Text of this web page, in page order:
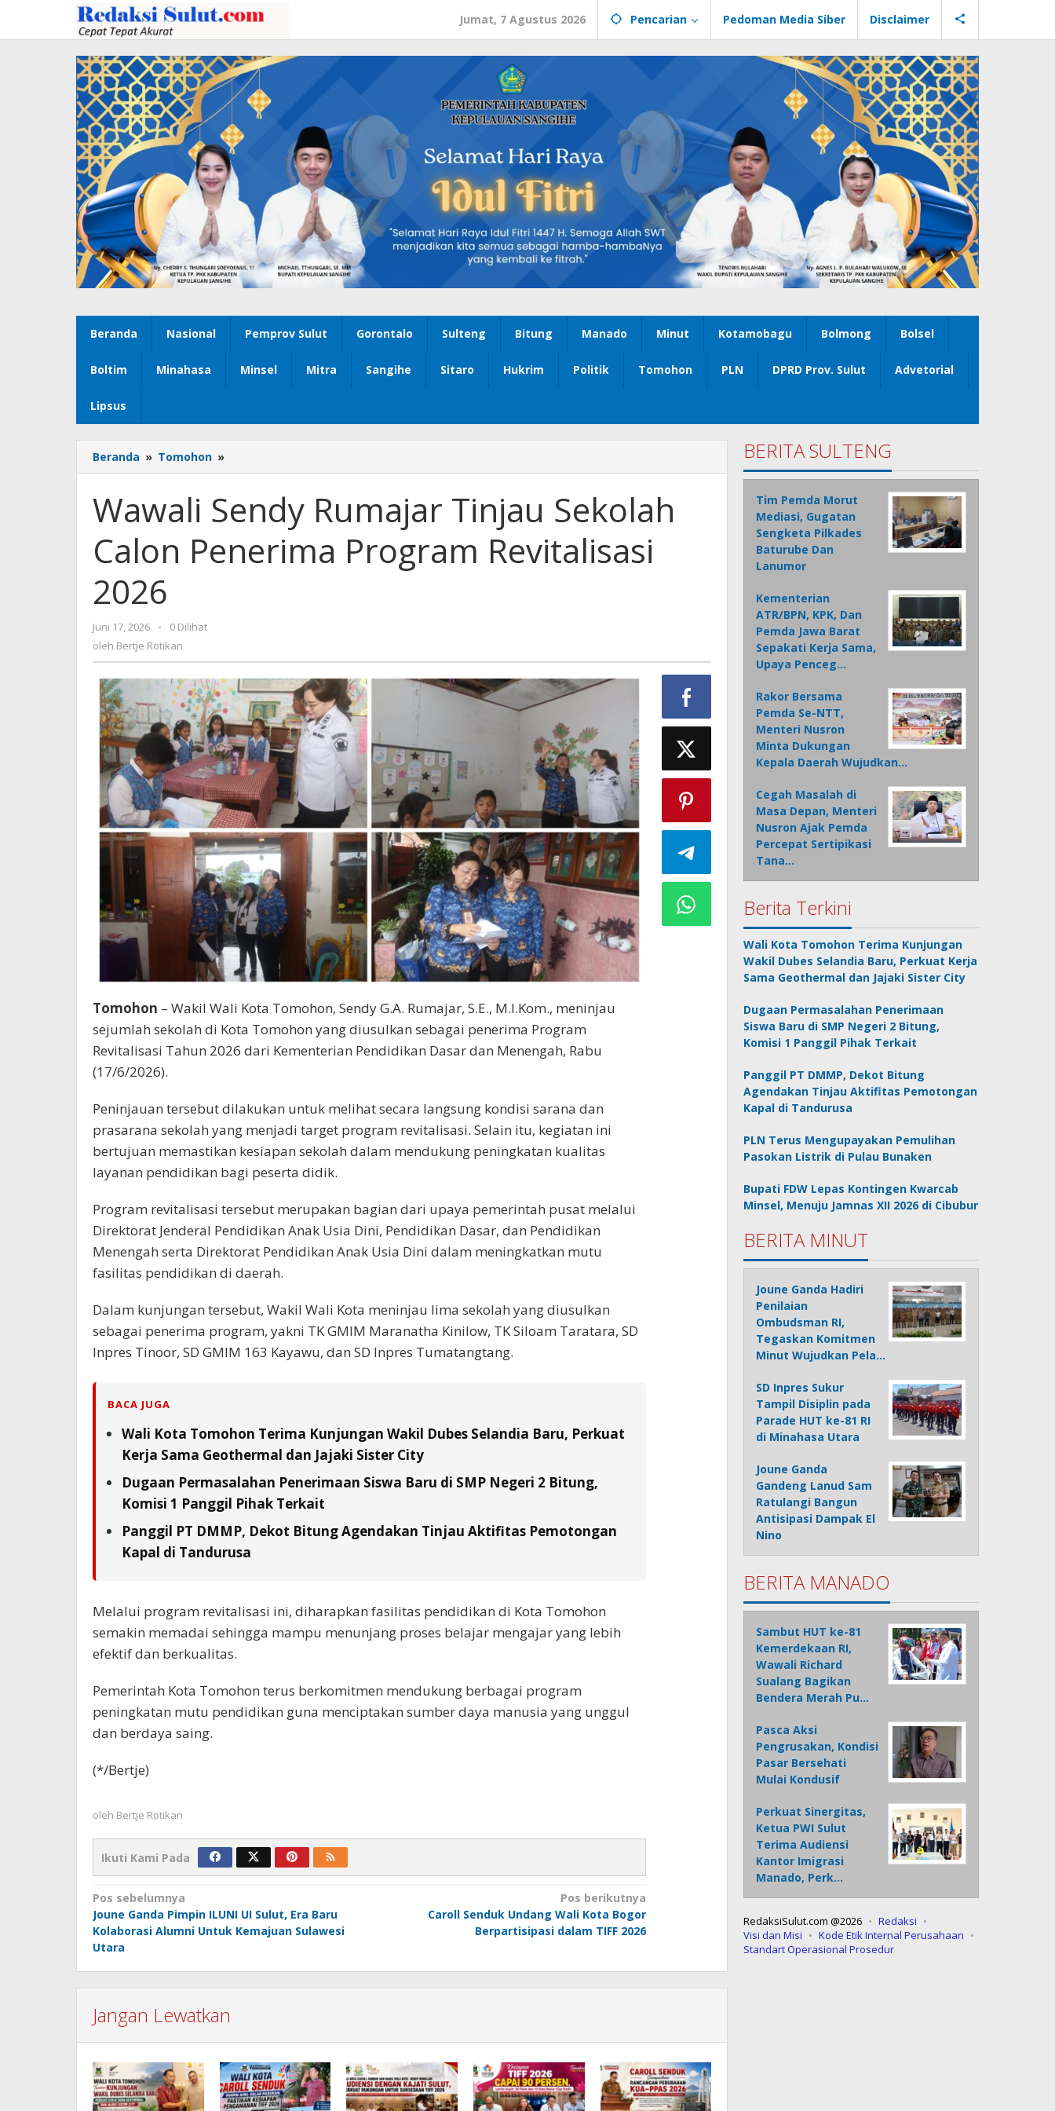
konten
Jumat, 7 Agustus 2026 Pencarian Pedoman Media Siber Disclaimer
Beranda Nasional Pemprov Sulut Gorontalo Sulteng Bitung Manado Minut Kotamobagu Bolmong Bolsel
Boltim Minahasa Minsel Mitra Sangihe Sitaro Hukrim Politik Tomohon PLN DPRD Prov. Sulut Advetorial
Lipsus
Beranda » Tomohon »
Sendy
Tinjau
Sekolah
Penerima
Wawali Sendy Rumajar Tinjau Sekolah
Calon Penerima Program Revitalisasi
2026
Juni 17, 2026
oleh
Bertje
-
0 Dilihat
oleh Bertje Rotikan
Tomohon – Wakil Wali Kota Tomohon, Sendy G.A. Rumajar, S.E., M.I.Kom., meninjau
sejumlah sekolah di Kota Tomohon yang diusulkan sebagai penerima Program
Revitalisasi Tahun 2026 dari Kementerian Pendidikan Dasar dan Menengah, Rabu
(17/6/2026).
Peninjauan tersebut dilakukan untuk melihat secara langsung kondisi sarana dan
prasarana sekolah yang menjadi target program revitalisasi. Selain itu, kegiatan ini
bertujuan memastikan kesiapan sekolah dalam mendukung peningkatan kualitas
layanan pendidikan bagi peserta didik.
Program revitalisasi tersebut merupakan bagian dari upaya pemerintah pusat melalui
Direktorat Jenderal Pendidikan Anak Usia Dini, Pendidikan Dasar, dan Pendidikan
Menengah serta Direktorat Pendidikan Anak Usia Dini dalam meningkatkan mutu
fasilitas pendidikan di daerah.
Dalam kunjungan tersebut, Wakil Wali Kota meninjau lima sekolah yang diusulkan
sebagai penerima program, yakni TK GMIM Maranatha Kinilow, TK Siloam Taratara, SD
Inpres Tinoor, SD GMIM 163 Kayawu, dan SD Inpres Tumatangtang.
BACA JUGA
Wali Kota Tomohon Terima Kunjungan Wakil Dubes Selandia Baru, Perkuat
Kerja Sama Geothermal dan Jajaki Sister City
Dugaan Permasalahan Penerimaan Siswa Baru di SMP Negeri 2 Bitung,
Komisi 1 Panggil Pihak Terkait
Panggil PT DMMP, Dekot Bitung Agendakan Tinjau Aktifitas Pemotongan
Kapal di Tandurusa
Melalui program revitalisasi ini, diharapkan fasilitas pendidikan di Kota Tomohon
semakin memadai sehingga mampu menunjang proses belajar mengajar yang lebih
efektif dan berkualitas.
Pemerintah Kota Tomohon terus berkomitmen mendukung berbagai program
peningkatan mutu pendidikan guna menciptakan sumber daya manusia yang unggul
dan berdaya saing.
(*/Bertje)
oleh Bertje Rotikan
Ikuti Kami Pada
Navigasi
pos
Pos sebelumnya
Joune Ganda Pimpin ILUNI UI Sulut, Era Baru
Kolaborasi Alumni Untuk Kemajuan Sulawesi
Utara
Pos berikutnya
Caroll Senduk Undang Wali Kota Bogor
Berpartisipasi dalam TIFF 2026
Jangan Lewatkan
BERITA SULTENG
Tim Pemda Morut
Mediasi, Gugatan
Sengketa Pilkades
Baturube Dan
Lanumor
Kementerian
ATR/BPN, KPK, Dan
Pemda Jawa Barat
Sepakati Kerja Sama,
Upaya Penceg…
Rakor Bersama
Pemda Se-NTT,
Menteri Nusron
Minta Dukungan
Kepala Daerah Wujudkan…
Cegah Masalah di
Masa Depan, Menteri
Nusron Ajak Pemda
Percepat Sertipikasi
Tana…
Berita Terkini
Wali Kota Tomohon Terima Kunjungan
Wakil Dubes Selandia Baru, Perkuat Kerja
Sama Geothermal dan Jajaki Sister City
Dugaan Permasalahan Penerimaan
Siswa Baru di SMP Negeri 2 Bitung,
Komisi 1 Panggil Pihak Terkait
Panggil PT DMMP, Dekot Bitung
Agendakan Tinjau Aktifitas Pemotongan
Kapal di Tandurusa
PLN Terus Mengupayakan Pemulihan
Pasokan Listrik di Pulau Bunaken
Bupati FDW Lepas Kontingen Kwarcab
Minsel, Menuju Jamnas XII 2026 di Cibubur
BERITA MINUT
Joune Ganda Hadiri
Penilaian
Ombudsman RI,
Tegaskan Komitmen
Minut Wujudkan Pela…
SD Inpres Sukur
Tampil Disiplin pada
Parade HUT ke-81 RI
di Minahasa Utara
Joune Ganda
Gandeng Lanud Sam
Ratulangi Bangun
Antisipasi Dampak El
Nino
BERITA MANADO
Sambut HUT ke-81
Kemerdekaan RI,
Wawali Richard
Sualang Bagikan
Bendera Merah Pu…
Pasca Aksi
Pengrusakan, Kondisi
Pasar Bersehati
Mulai Kondusif
Perkuat Sinergitas,
Ketua PWI Sulut
Terima Audiensi
Kantor Imigrasi
Manado, Perk…
RedaksiSulut.com @2026
Redaksi
Visi dan Misi
Kode Etik Internal Perusahaan
Standart Operasional Prosedur